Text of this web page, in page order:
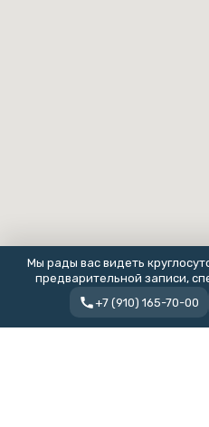
Мы рады вас видеть
предварительной записи,
+7 (910) 165-70-00